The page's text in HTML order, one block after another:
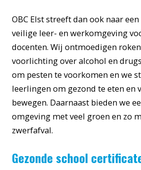
OBC Elst streeft dan ook naar
veilige leer- en werkomgeving
docenten. Wij ontmoedigen
voorlichting over alcohol en
om pesten te voorkomen en we
leerlingen om gezond te eten en
bewegen. Daarnaast bieden we
omgeving met veel groen en zo
zwerfafval.
Gezonde school